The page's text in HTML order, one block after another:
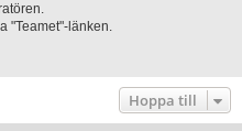
"Teamet"-länken.
Hoppa till